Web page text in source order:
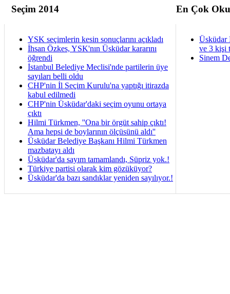
Seçim 2014 En Çok
YSK seçimlerin kesin sonuçlarını açıkladı
İhsan Özkes, YSK'nın Üsküdar kararını
öğrendi
İstanbul Belediye Meclisi'nde partilerin üye
sayıları belli oldu
CHP'nin İl Seçim Kurulu'na yaptığı itirazda
kabul edilmedi
CHP'nin Üsküdar'daki seçim oyunu ortaya
çıktı
Hilmi Türkmen, ''Ona bir örgüt sahip çıktı!
Ama hepsi de boylarının ölçüsünü aldı''
Üsküdar Belediye Başkanı Hilmi Türkmen
mazbatayı aldı
Üsküdar'da sayım tamamlandı, Süpriz yok.!
Türkiye partisi olarak kim gözüküyor?
Üsküdar'da bazı sandıklar yeniden sayılıyor.!
Üsküdar
ve 3 kişi
Sinem